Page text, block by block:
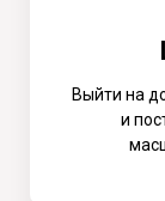
Выйти на
и